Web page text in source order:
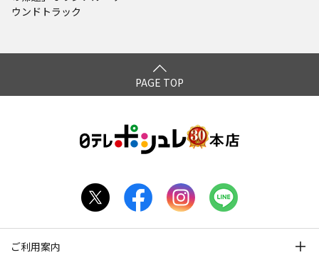
ウンドトラック
PAGE TOP
ご利用案内